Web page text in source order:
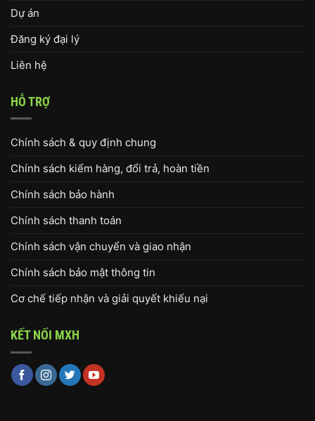
Dự án
Đăng ký đại lý
Liên hệ
HỖ TRỢ
Chính sách & quy định chung
Chính sách kiểm hàng, đổi trả, hoàn tiền
Chính sách bảo hành
Chính sách thanh toán
Chính sách vận chuyển và giao nhận
Chính sách bảo mật thông tin
Cơ chế tiếp nhận và giải quyết khiếu nại
KẾT NỐI MXH